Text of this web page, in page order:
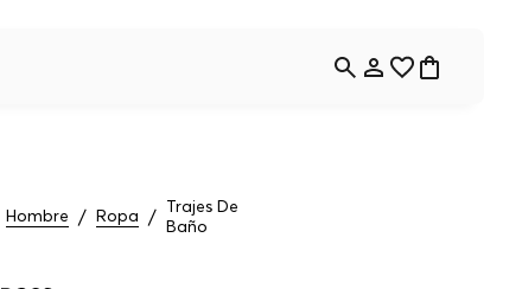
Hombre Ropa
Trajes De
Baño